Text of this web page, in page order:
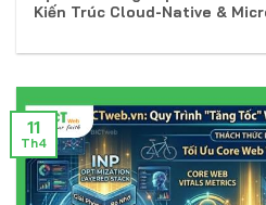
Kiến Trúc Cloud-Native &
11
Th4